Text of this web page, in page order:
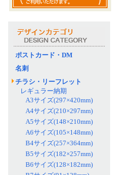
ポストカード・DM
名刺
チラシ・リーフレット
レギュラー納期
A3サイズ(297×420mm)
A4サイズ(210×297mm)
A5サイズ(148×210mm)
A6サイズ(105×148mm)
B4サイズ(257×364mm)
B5サイズ(182×257mm)
B6サイズ(128×182mm)